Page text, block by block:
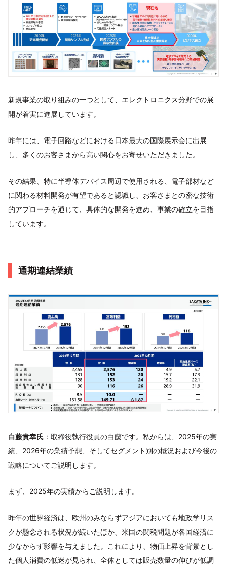
新規事業の取り組みの一つとして、エレクトロニクス分野での展
開が着実に進展しています。
昨年には、電子回路などにおける日本最大の国際展示会に出展
し、多くのお客さまから高い関心をお寄せいただきました。
その結果、特に半導体デバイス周辺で使用される、電子部材など
に関わる材料開発が有望であると認識し、お客さまとの密な技術
的アプローチを通じて、具体的な開発を進め、事業の確立を目指
しています。
通期連結業績
白藤貴幸氏 ：取締役執行役員の白藤です。私からは、2025年の実
績、2026年の業績予想、そしてセグメント別の概況および今後の
戦略についてご説明します。
まず、2025年の実績からご説明します。
昨年の世界経済は、欧州のみならずアジアにおいても地政学リス
クが懸念される状況が続いたほか、米国の関税問題が各国経済に
少なからず影響を与えました。これにより、物価上昇を背景とし
た個人消費の低迷が見られ、全体としては販売数量の伸びが低調